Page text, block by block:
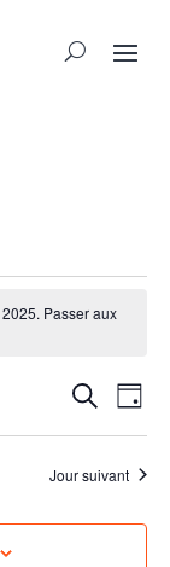
Passer aux
et
de
vues
Recherche
de
Jour
Jour suivant